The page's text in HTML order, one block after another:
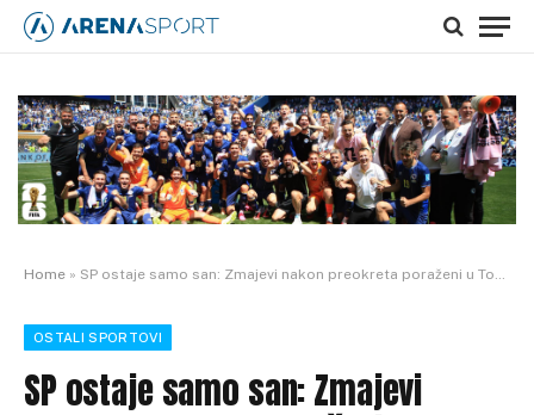
Home » SP ostaje samo san: Zmajevi nakon preokreta poraženi u Torshavnu
OSTALI SPORTOVI
SP ostaje samo san: Zmajevi